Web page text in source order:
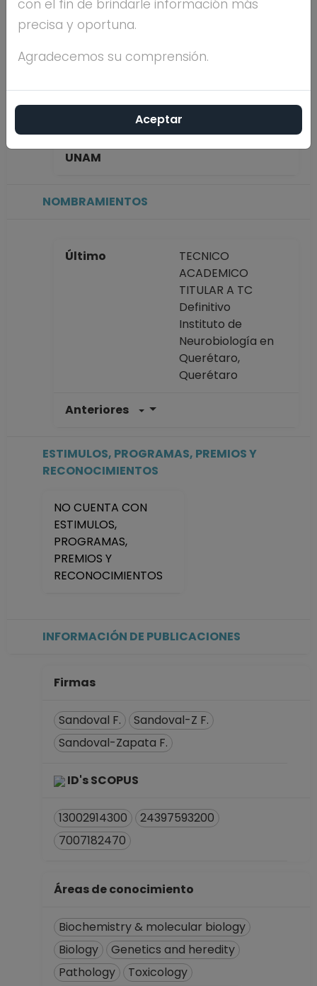
ZAPATA
estudios
Antigüedad
UNAM
NOMBRAMIENTOS
Último
TECNICO
ACADEMICO
TITULAR A TC
Definitivo
Instituto de
Neurobiología en
Querétaro,
Querétaro
Anteriores
Definitivo
ESTIMULOS, PROGRAMAS, PREMIOS Y
RECONOCIMIENTOS
NO CUENTA CON
ESTIMULOS,
PROGRAMAS,
PREMIOS Y
RECONOCIMIENTOS
INFORMACIÓN DE PUBLICACIONES
Firmas
Sandoval F.
Sandoval-Z F.
Sandoval-Zapata F.
ID's SCOPUS
13002914300
24397593200
7007182470
Áreas de conocimiento
Biochemistry & molecular biology
Biology
Genetics and heredity
Pathology
Toxicology
con el fin de brindarle información más
precisa y oportuna.
Agradecemos su comprensión.
Aceptar